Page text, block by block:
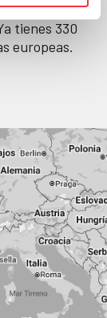
tienes 330
europeas.